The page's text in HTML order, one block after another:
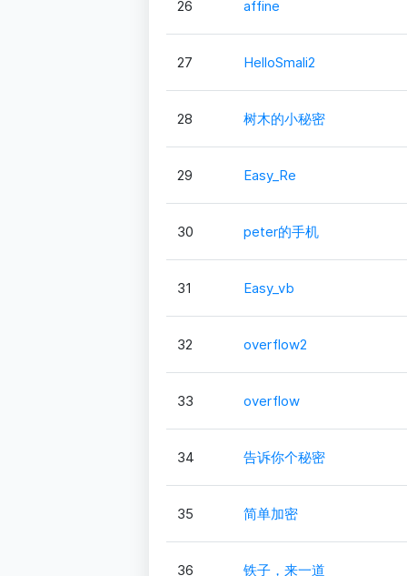
26 affine
27 HelloSmali2
28 树木的小秘密
29 Easy_Re
30 peter的手机
31 Easy_vb
32 overflow2
33 overflow
34 告诉你个秘密
35 简单加密
36 铁子，来一道